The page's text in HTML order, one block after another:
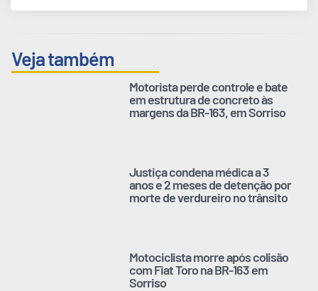
Veja também
Motorista perde controle e bate
em estrutura de concreto às
margens da BR-163, em Sorriso
Justiça condena médica a 3
anos e 2 meses de detenção por
morte de verdureiro no trânsito
Motociclista morre após colisão
com Fiat Toro na BR-163 em
Sorriso